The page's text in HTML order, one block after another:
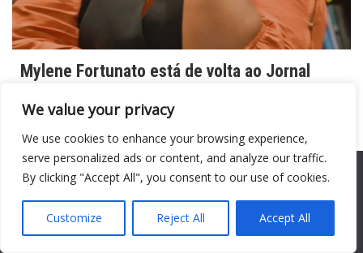
We value your privacy
We use cookies to enhance your browsing experience,
serve personalized ads or content, and analyze our traffic.
By clicking "Accept All", you consent to our use of cookies.
Customize Reject All Accept All
Mylene Fortunato está de volta ao Jornal
7 de agosto de 2026
A influenciadora prestigiou a aula da escritora
Conceição Evaristo e, em breve, postará sobre o
assunto em sua coluna Na noite de ontem, 6 de
agosto, a influenciadora Mylene Fortunato
Leia mais
We use cookies to ensure that we give you the best
experience on our website. If you continue to use this site we
will assume that you are happy with it.